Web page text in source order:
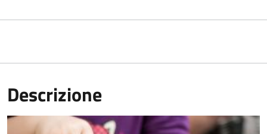
Descrizione